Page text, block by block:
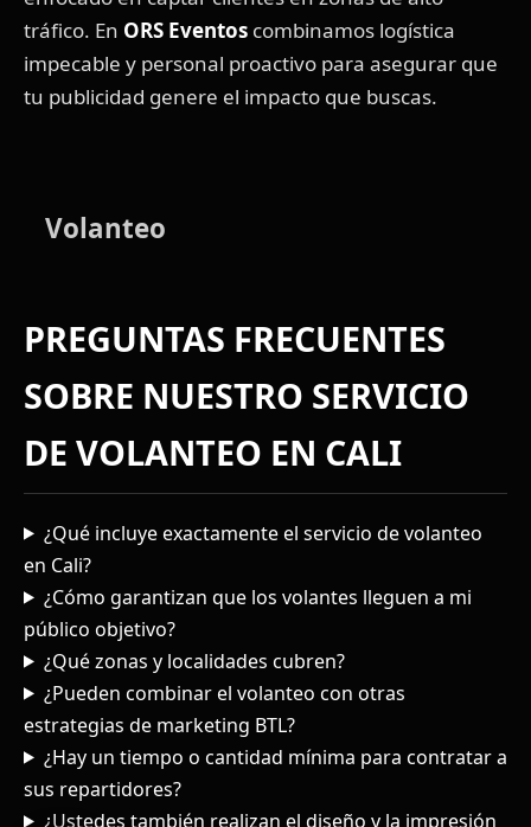
tráfico. En ORS Eventos combinamos logística
impecable y personal proactivo para asegurar que
tu publicidad genere el impacto que buscas.
Volanteo
PREGUNTAS FRECUENTES
SOBRE NUESTRO SERVICIO
DE VOLANTEO EN CALI
¿Qué incluye exactamente el servicio de volanteo
en Cali?
¿Cómo garantizan que los volantes lleguen a mi
público objetivo?
¿Qué zonas y localidades cubren?
¿Pueden combinar el volanteo con otras
estrategias de marketing BTL?
¿Hay un tiempo o cantidad mínima para contratar a
sus repartidores?
¿Ustedes también realizan el diseño y la impresión